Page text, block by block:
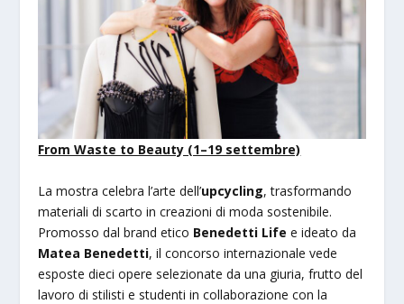
From Waste to Beauty (1–19 settembre)
La mostra celebra l’arte dell’upcycling, trasformando
materiali di scarto in creazioni di moda sostenibile.
Promosso dal brand etico Benedetti Life e ideato da
Matea Benedetti, il concorso internazionale vede
esposte dieci opere selezionate da una giuria, frutto del
lavoro di stilisti e studenti in collaborazione con la